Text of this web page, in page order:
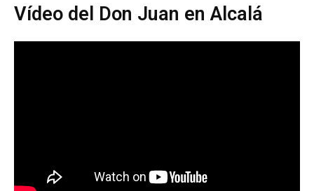
Vídeo del Don Juan en Alcalá